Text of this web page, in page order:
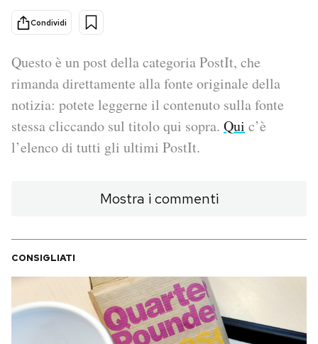
Sport
PODCAST
NEWSLETTER
CALENDARIO
AREA PERSONALE
Condividi
Questo è un post della categoria PostIt, che
rimanda direttamente alla fonte originale della
notizia: potete leggerne il contenuto sulla fonte
stessa cliccando sul titolo qui sopra. Qui c’è
l’elenco di tutti gli ultimi PostIt.
Mostra i commenti
CONSIGLIATI